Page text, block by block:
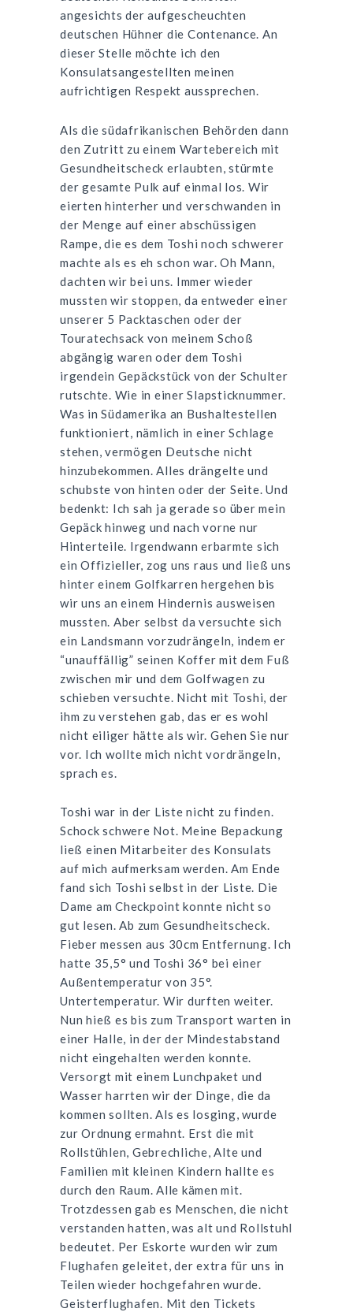
angesichts der aufgescheuchten
deutschen Hühner die Contenance. An
dieser Stelle möchte ich den
Konsulatsangestellten meinen
aufrichtigen Respekt aussprechen.
Als die südafrikanischen Behörden dann
den Zutritt zu einem Wartebereich mit
Gesundheitscheck erlaubten, stürmte
der gesamte Pulk auf einmal los. Wir
eierten hinterher und verschwanden in
der Menge auf einer abschüssigen
Rampe, die es dem Toshi noch schwerer
machte als es eh schon war. Oh Mann,
dachten wir bei uns. Immer wieder
mussten wir stoppen, da entweder einer
unserer 5 Packtaschen oder der
Touratechsack von meinem Schoß
abgängig waren oder dem Toshi
irgendein Gepäckstück von der Schulter
rutschte. Wie in einer Slapsticknummer.
Was in Südamerika an Bushaltestellen
funktioniert, nämlich in einer Schlage
stehen, vermögen Deutsche nicht
hinzubekommen. Alles drängelte und
schubste von hinten oder der Seite. Und
bedenkt: Ich sah ja gerade so über mein
Gepäck hinweg und nach vorne nur
Hinterteile. Irgendwann erbarmte sich
ein Offizieller, zog uns raus und ließ uns
hinter einem Golfkarren hergehen bis
wir uns an einem Hindernis ausweisen
mussten. Aber selbst da versuchte sich
ein Landsmann vorzudrängeln, indem er
“unauffällig” seinen Koffer mit dem Fuß
zwischen mir und dem Golfwagen zu
schieben versuchte. Nicht mit Toshi, der
ihm zu verstehen gab, das er es wohl
nicht eiliger hätte als wir. Gehen Sie nur
vor. Ich wollte mich nicht vordrängeln,
sprach es.
Toshi war in der Liste nicht zu finden.
Schock schwere Not. Meine Bepackung
ließ einen Mitarbeiter des Konsulats
auf mich aufmerksam werden. Am Ende
fand sich Toshi selbst in der Liste. Die
Dame am Checkpoint konnte nicht so
gut lesen. Ab zum Gesundheitscheck.
Fieber messen aus 30cm Entfernung. Ich
hatte 35,5° und Toshi 36° bei einer
Außentemperatur von 35°.
Untertemperatur. Wir durften weiter.
Nun hieß es bis zum Transport warten in
einer Halle, in der der Mindestabstand
nicht eingehalten werden konnte.
Versorgt mit einem Lunchpaket und
Wasser harrten wir der Dinge, die da
kommen sollten. Als es losging, wurde
zur Ordnung ermahnt. Erst die mit
Rollstühlen, Gebrechliche, Alte und
Familien mit kleinen Kindern hallte es
durch den Raum. Alle kämen mit.
Trotzdessen gab es Menschen, die nicht
verstanden hatten, was alt und Rollstuhl
bedeutet. Per Eskorte wurden wir zum
Flughafen geleitet, der extra für uns in
Teilen wieder hochgefahren wurde.
Geisterflughafen. Mit den Tickets